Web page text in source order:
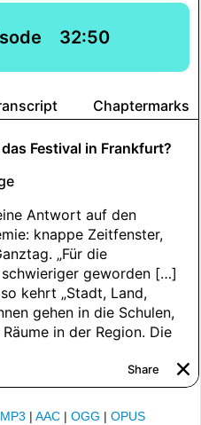
MP3 | AAC | OGG | OPUS